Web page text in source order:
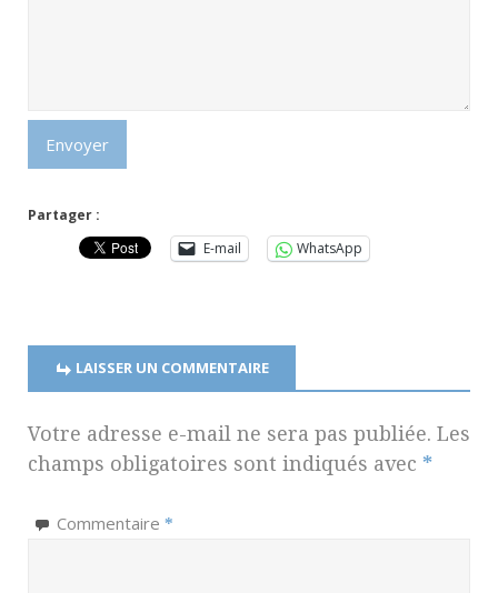
Envoyer
Partager :
E-mail
WhatsApp
LAISSER UN COMMENTAIRE
Votre adresse e-mail ne sera pas publiée. Les
champs obligatoires sont indiqués avec *
Commentaire *